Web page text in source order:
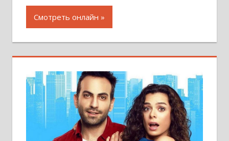
Смотреть онлайн